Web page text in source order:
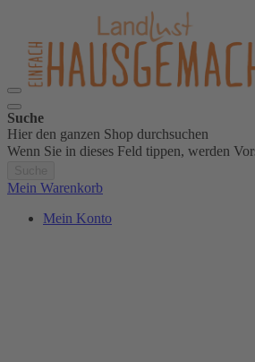
Suche
Hier den ganzen Shop durchsuchen
Wenn Sie in dieses Feld tippen, werden
Mein Warenkorb
Mein Konto